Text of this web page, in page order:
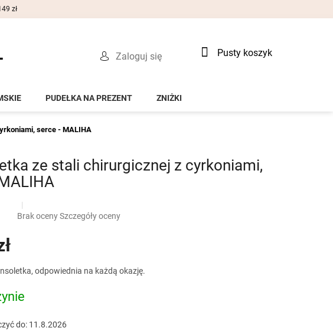
zł
Zaloguj się Koszyk
Pusty koszyk
PUDEŁKA NA PREZENT ZNIŻKI
serce - MALIHA
ze stali chirurgicznej z cyrkoniami,
Średnia
na
gwiazdek.
Brak ocenySzczegóły oceny
odpowiednia na każdą okazję.
do: 11.8.2026